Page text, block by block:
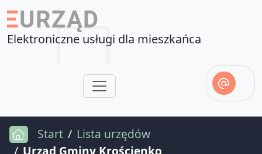
Elektroniczne usługi dla mieszkańca
Start
Lista urzędów
Urząd Gminy Krościenko